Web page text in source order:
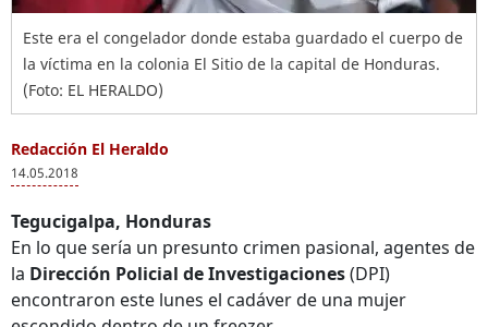
Este era el congelador donde estaba guardado el cuerpo de
la víctima en la colonia El Sitio de la capital de Honduras.
(Foto: EL HERALDO)
Redacción El Heraldo
14.05.2018
Tegucigalpa, Honduras
En lo que sería un presunto crimen pasional, agentes de
la Dirección Policial de Investigaciones(DPI)
encontraron este lunes el cadáver de una mujer